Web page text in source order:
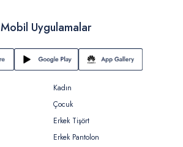
Mobil Uygulamalar
Kadın
Çocuk
Erkek Tişört
Erkek Pantolon